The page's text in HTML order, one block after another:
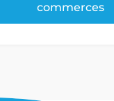
commerces